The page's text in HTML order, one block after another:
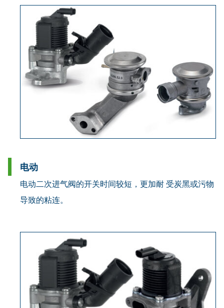
电动
电动二次进气阀的开关时间较短，更加耐 受炭黑或污物
导致的粘连。